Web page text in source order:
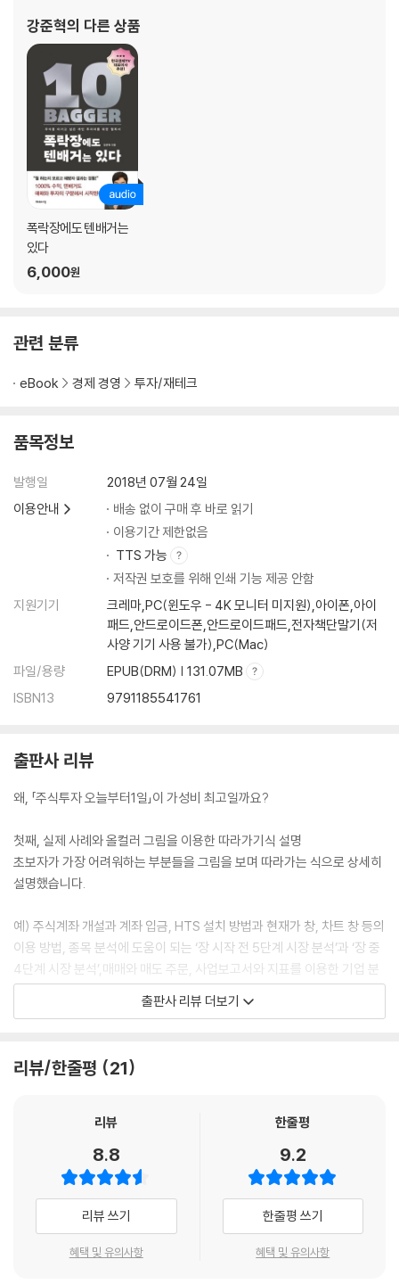
Chapter 2. 주식이랑 밀당하기
왕초보 동건 씨의 주식 팔로업 | 밀물, 썰물과 닮은 주식
01 주식시장은 날씨다?_경기에 따른 주가
여기서 잠깐_자동차 업종, 철강 업종과 경기
02 주식시장의 대세 상승, 어떻게 알까?_주식시장의 대세 파악법
여기서 잠깐_외국인투자자의 투자 형태
03 금리가 오르면 주가가 내린다?_금리와 주가, 환율과 주가의 관계
Chapter 3. 주식이랑 놀기_실전매매 A to Z
왕초보 동건 씨의 주식 팔로업 | 물고기가 헤엄치는 법을 배우려면
01 나와 맞는 증권사 찾기_증권사 선택의 기준
여기서 잠깐_손실을 멈추기 위한 결단, ‘손절매’
02 나의 첫 주식계좌_계좌 개설과 입금
03 주식거래도 스마트하게!_HTS 설치하기
여기서 잠깐_HTS 설치가 어렵다면?
04 거래할 때 이것만은 지키면서_주식거래의 기본 규칙
여기서 잠깐_시간외시장 주문, 언제 어디서?
06 드디어 주식 매매_매수 주문, 매도 주문
여기서 잠깐_미수거래 전 알아야 할 진실
08 단계별로 차트랑 친해지기_차트를 보는 기본 방법
09 관심종목 등록하기_좋은 매매 타이밍 잡기
여기서 잠깐_기업의 가치평가 정도를 판가름할 수 있는 시가총액
10 주식시장이랑 친해지기 ①_장 전에 시장 분석하기
여기서 잠깐_HTS 창 어떻게 저장할까?
11 주식시장이랑 친해지기 ②_장 중에 시장 분석하기
강샘의 투자원칙 멘토링_나만의 주문원칙을 세울 것
Chapter 4. 맘에 드는 종목 찜하기_가치투자를 위한 기업 분석
왕초보 동건 씨의 주식 팔로업 | 내 집 살 때처럼 종목 선택은 신중하게!
>에 출연 중이다. ‘한국경제연구소’
강준혁의 다른 상품
폭락장에도 텐배거는
있다
6,000원
관련 분류
eBook 경제 경영 투자/재테크
품목정보
발행일
2018년 07월 24일
이용안내
배송 없이 구매 후 바로 읽기
이용기간 제한없음
TTS 가능
저작권 보호를 위해 인쇄 기능 제공 안함
지원기기
크레마,PC(윈도우 - 4K 모니터 미지원),아이폰,아이
패드,안드로이드폰,안드로이드패드,전자책단말기(저
사양 기기 사용 불가),PC(Mac)
파일/용량
EPUB(DRM) | 131.07MB
ISBN13
9791185541761
출판사 리뷰
왜, 「주식투자 오늘부터1일」이 가성비 최고일까요?
첫째, 실제 사례와 올컬러 그림을 이용한 따라가기식 설명
초보자가 가장 어려워하는 부분들을 그림을 보며 따라가는 식으로 상세히
설명했습니다.
예) 주식계좌 개설과 계좌 입금, HTS 설치 방법과 현재가 창, 차트 창 등의
이용 방법, 종목 분석에 도움이 되는 ‘장 시작 전 5단계 시장 분석’과 ‘장 중
4단계 시장 분석’,매매와 매도 주문, 사업보고서와 지표를 이용한 기업 분
석, 봉과 주가의 패턴을 이용한 차트 분석, 투자 명인의 포트폴리오를 활용
〈Q&A 투자처방〉 코너는 실제 사례를 문제로 제시하여 실전감각을 키워줍
Q. 우리 사주, 살까 말까? Q. 알짜 투자정보를 발 빠르게 얻는 방법은? Q.
단기 매매 타이밍은? Q. 미국이 금리 인상을 하면 우리 주식시장은? Q. 경
기 회복기, 어떤 종목을 고를까? Q. 거래량이 많은 종목들로 알 수 있는 것
은? Q. 지정가 주문을 할까, 시장가 주문을 할까? Q. 반도체지수가 떨어지
면 내 반도체주는? Q. 매출이 고르지 않은 기업의 종목, 사야 될까? Q. 실
출판사 리뷰 더보기
리뷰/한줄평 21
리뷰
8.8
리뷰 쓰기
혜택 및 유의사항
한줄평
9.2
한줄평 쓰기
혜택 및 유의사항